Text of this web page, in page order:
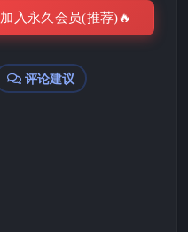
加入永久会员(推荐)🔥
评论建议